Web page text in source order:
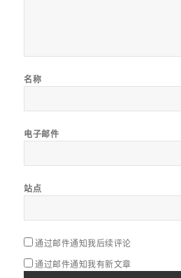
名称
电子邮件
站点
通过邮件通知我后续评论
通过邮件通知我有新文章